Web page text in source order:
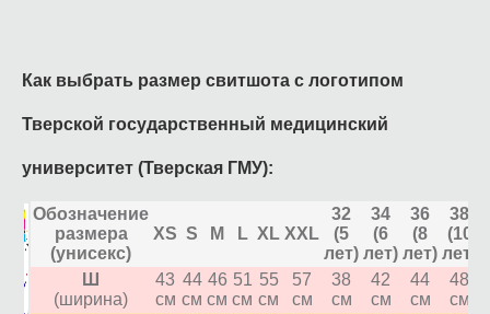
Как выбрать размер свитшота с логотипом
Тверской государственный медицинский
университет (Тверская ГМУ):
Обозначение
размера
(унисекс)
XS S M L XL XXL
32
(5
лет)
34
(6
лет)
36
(8
лет)
38
(10
лет)
Ш
(ширина)
43
см
44
см
46
см
51
см
55
см
57
см
38
см
42
см
44
см
48
см